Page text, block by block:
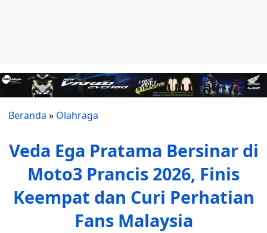
Beranda » Olahraga
Veda Ega Pratama Bersinar di
Moto3 Prancis 2026, Finis
Keempat dan Curi Perhatian
Fans Malaysia